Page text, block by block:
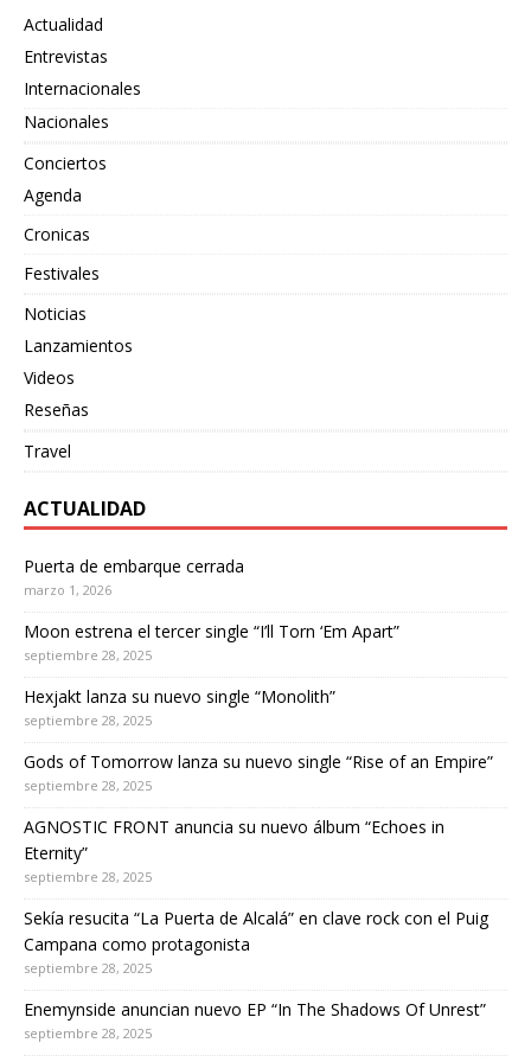
Actualidad
Entrevistas
Internacionales
Nacionales
Conciertos
Agenda
Cronicas
Festivales
Noticias
Lanzamientos
Videos
Reseñas
Travel
ACTUALIDAD
Puerta de embarque cerrada
marzo 1, 2026
Moon estrena el tercer single “I’ll Torn ‘Em Apart”
septiembre 28, 2025
Hexjakt lanza su nuevo single “Monolith”
septiembre 28, 2025
Gods of Tomorrow lanza su nuevo single “Rise of an Empire”
septiembre 28, 2025
AGNOSTIC FRONT anuncia su nuevo álbum “Echoes in
Eternity”
septiembre 28, 2025
Sekía resucita “La Puerta de Alcalá” en clave rock con el Puig
Campana como protagonista
septiembre 28, 2025
Enemynside anuncian nuevo EP “In The Shadows Of Unrest”
septiembre 28, 2025